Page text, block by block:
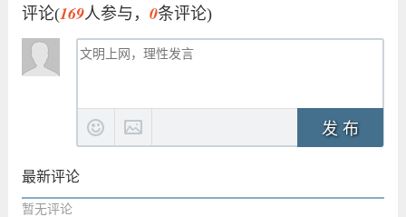
评论(169人参与， 0条评论)
发 布
最新评论
暂无评论